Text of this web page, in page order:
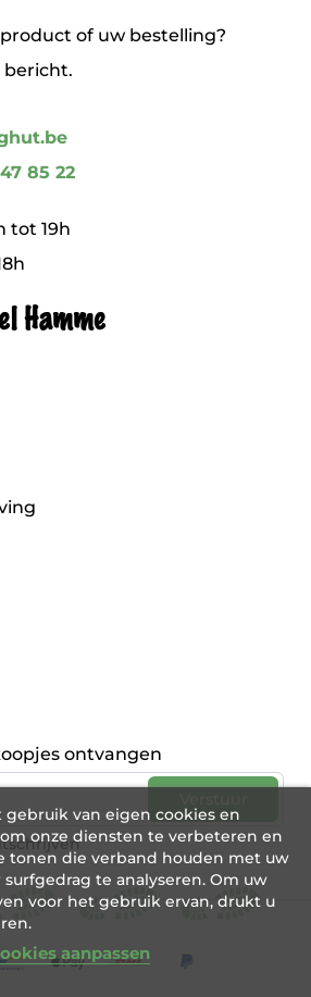
of uw bestelling?
bericht.
85 22
tot 19h
Hamme
ontvangen
gebruik van eigen cookies en
onze diensten te verbeteren en
tonen die verband houden met uw
te analyseren. Om uw
voor het gebruik ervan, drukt u
aanpassen